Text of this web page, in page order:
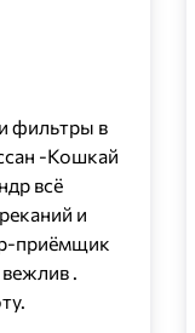
фильтры в
-Кошкай
всё
и
приёмщик
.